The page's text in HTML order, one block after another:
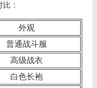
：
外观
普通战斗服
高级战衣
白色长袍